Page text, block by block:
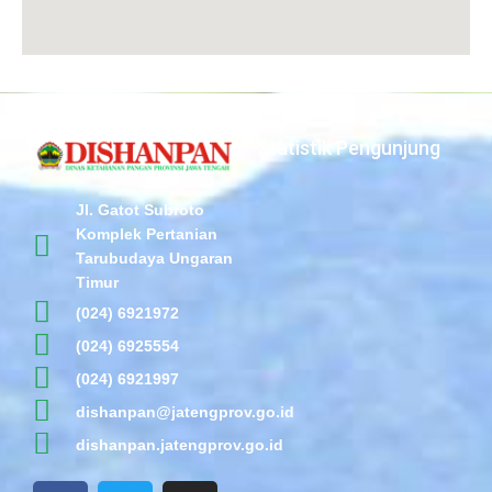
Jl. Gatot Subroto
Komplek Pertanian
Tarubudaya Ungaran
Timur
(024) 6921972
(024) 6925554
(024) 6921997
dishanpan@jatengprov.go.id
dishanpan.jatengprov.go.id
Statistik Pengunjung